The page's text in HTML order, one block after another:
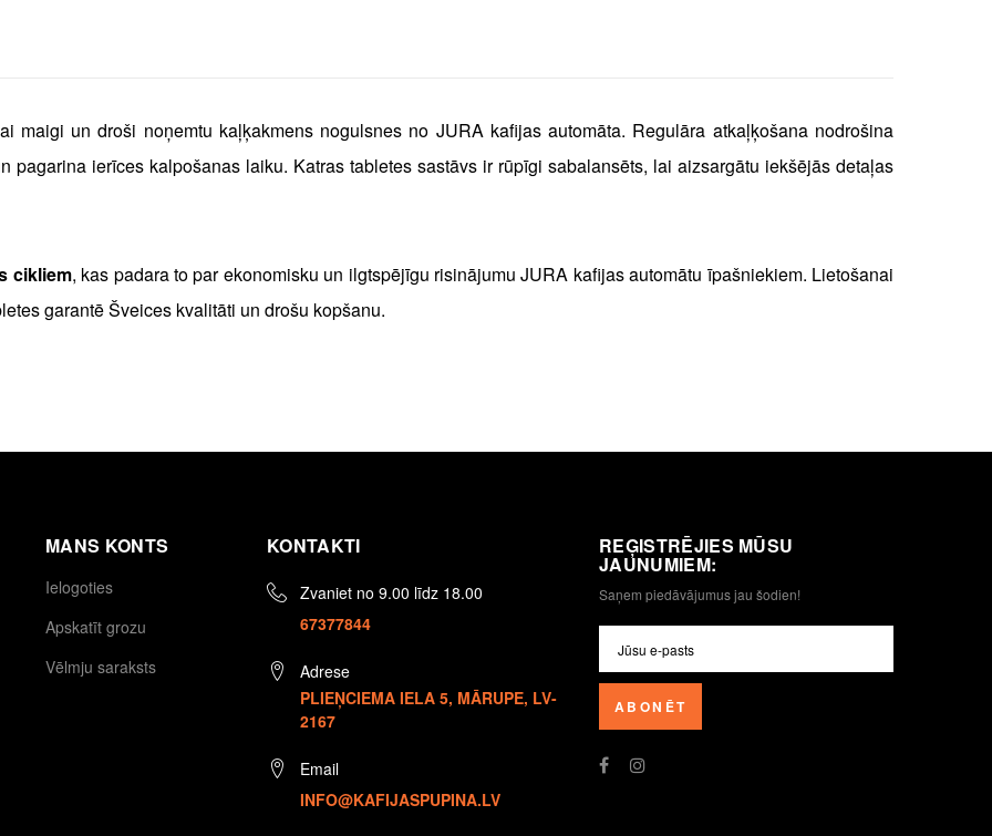
maigi un droši noņemtu kaļķakmens nogulsnes no JURA kafijas automāta. Regulāra atkaļķošana nodrošina
pagarina ierīces kalpošanas laiku. Katras tabletes sastāvs ir rūpīgi sabalansēts, lai aizsargātu iekšējās detaļas
cikliem, kas padara to par ekonomisku un ilgtspējīgu risinājumu JURA kafijas automātu īpašniekiem. Lietošanai
garantē Šveices kvalitāti un drošu kopšanu.
MANS KONTS
Ielogoties
Apskatīt grozu
Vēlmju saraksts
KONTAKTI
Zvaniet no 9.00 līdz 18.00
67377844
Adrese
PLIEŅCIEMA IELA 5, MĀRUPE, LV-
2167
Email
INFO@KAFIJASPUPINA.LV
REĢISTRĒJIES MŪSU
JAUNUMIEM:
Saņem piedāvājumus jau šodien!
ABONĒT